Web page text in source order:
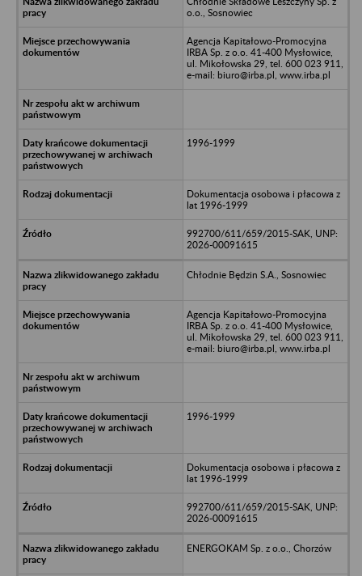
o.o., Sosnowiec
Agencja Kapitałowo-Promocyjna
IRBA Sp. z o.o. 41-400 Mysłowice,
ul. Mikołowska 29, tel. 600 023 911,
e-mail: biuro@irba.pl, www.irba.pl
1996-1999
Dokumentacja osobowa i płacowa z
lat 1996-1999
992700/611/659/2015-SAK, UNP:
2026-00091615
Chłodnie Będzin S.A., Sosnowiec
Agencja Kapitałowo-Promocyjna
IRBA Sp. z o.o. 41-400 Mysłowice,
ul. Mikołowska 29, tel. 600 023 911,
e-mail: biuro@irba.pl, www.irba.pl
1996-1999
Dokumentacja osobowa i płacowa z
lat 1996-1999
992700/611/659/2015-SAK, UNP:
2026-00091615
ENERGOKAM Sp. z o.o., Chorzów